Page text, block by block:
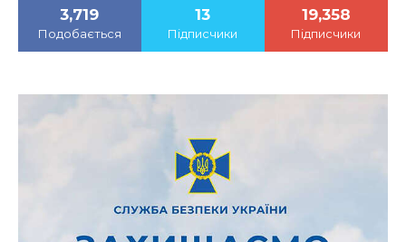
3,719
Подобається
13
Підписчики
19,358
Підписчики